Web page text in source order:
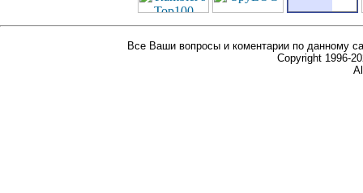
Все Ваши вопросы и коментарии по данному
Copyright 1996-